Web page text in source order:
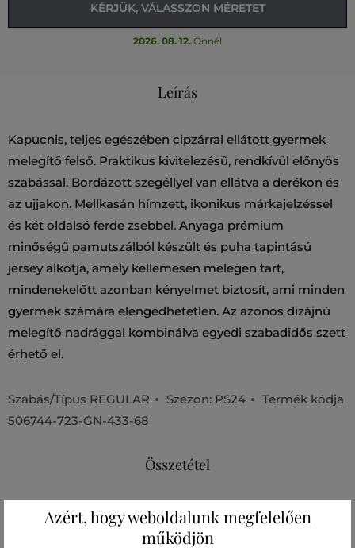
KÉRJÜK, VÁLASSZON MÉRETET
2026. 08. 12. Önnél
Leírás
Kapucnis, teljes egészében cipzárral ellátott gyermek
melegítő felső. Praktikus kivitelezésű, rendkívül előnyös
szabással. Bordázott szegéllyel van ellátva a derékon és
az ujjakon. Mellkasán hímzett, ikonikus márkajelzéssel
és két oldalsó ferde zsebbel. Anyaga prémium
minőségű pamutszálból készült és puha tapintású
jersey alkotja, amely kellemesen melegen tart,
mindenekelőtt azonban kényelmet biztosít, ami minden
gyermek számára elengedhetetlen. Az azonos dizájnú
melegítő nadrággal kombinálva egyedi szabadidős szett
érhető el.
Szabás/Típus REGULAR Szezon: PS24
Termék kódja
506744-723-GN-433-68
Összetétel
felső anyag
Azért, hogy weboldalunk megfelelően
működjön